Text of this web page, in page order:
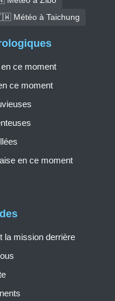
Météo à Taichung
la mission derrière
ce moment
ce moment
en ce moment